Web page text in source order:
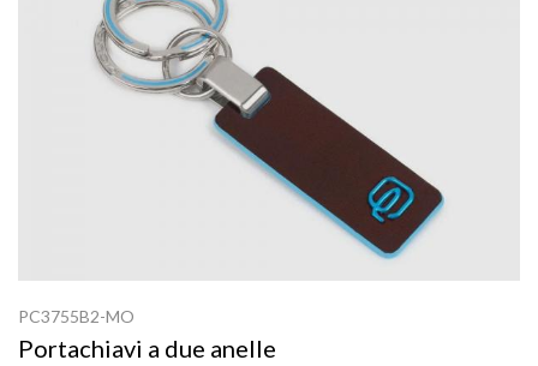
PC3755B2-MO
Portachiavi a due anelle